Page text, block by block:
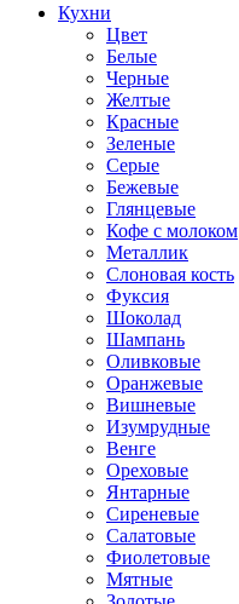
Кухни
Цвет
Белые
Черные
Желтые
Красные
Зеленые
Серые
Бежевые
Глянцевые
Кофе с молоком
Металлик
Слоновая кость
Фуксия
Шоколад
Шампань
Оливковые
Оранжевые
Вишневые
Изумрудные
Венге
Ореховые
Янтарные
Сиреневые
Салатовые
Фиолетовые
Мятные